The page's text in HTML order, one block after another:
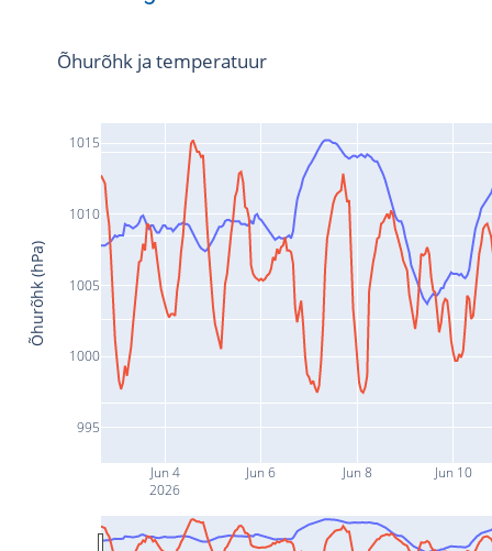
Jun 4
2026
Jun 6 Jun 8 Jun 10
995
1000
1005
1010
1015
Õhurõhk ja temperatuur
Õhurõhk (hPa)